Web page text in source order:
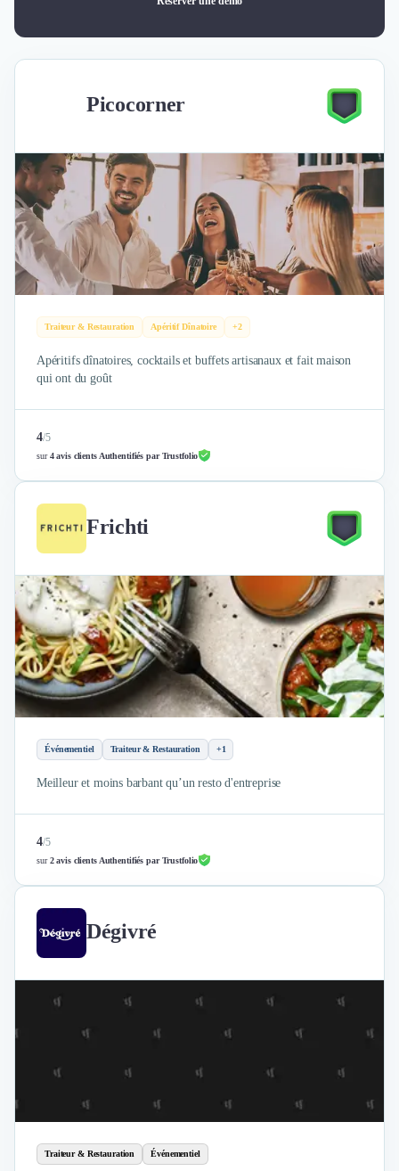
Picocorner
Traiteur & Restauration Apéritif Dînatoire +2
Apéritifs dînatoires, cocktails et buffets artisanaux et fait maison
qui ont du goût
4/5
sur4 avis clients Authentifiés par Trustfolio
Frichti
Événementiel Traiteur & Restauration +1
Meilleur et moins barbant qu’un resto d'entreprise
4/5
sur2 avis clients Authentifiés par Trustfolio
Dégivré
Traiteur & Restauration Événementiel